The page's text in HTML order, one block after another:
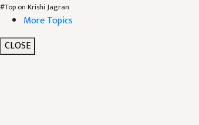
#Top on Krishi Jagran
More Topics
CLOSE